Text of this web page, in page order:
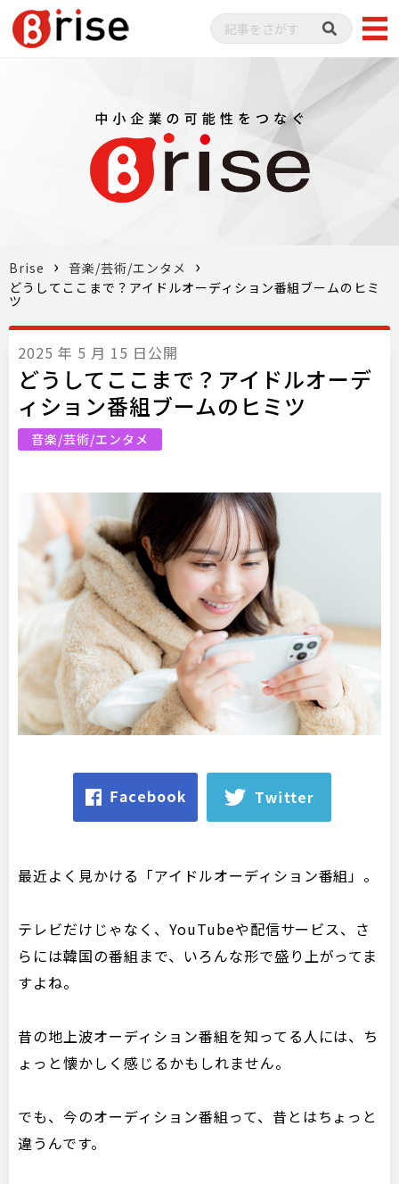
Brise
音楽/芸術/エンタメ
どうしてここまで？アイドルオーディション番組ブームのヒミ
ツ
2025 年 5 月 15 日公開
どうしてここまで？アイドルオーデ
ィション番組ブームのヒミツ
音楽/芸術/エンタメ
最近よく見かける「アイドルオーディション番組」。
テレビだけじゃなく、YouTubeや配信サービス、さ
らには韓国の番組まで、いろんな形で盛り上がってま
すよね。
昔の地上波オーディション番組を知ってる人には、ち
ょっと懐かしく感じるかもしれません。
でも、今のオーディション番組って、昔とはちょっと
違うんです。